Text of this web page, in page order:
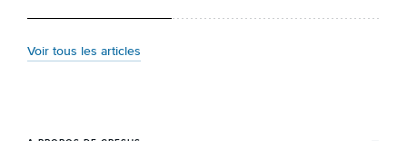
Voir tous les articles
commémorative alliant héritage patrimonial et
métallurgique à la réinterprétation esthétique
Chronometer”,